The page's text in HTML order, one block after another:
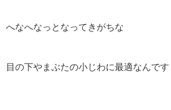
へなへなっとなってきがちな
目の下やまぶたの小じわに最適なんです